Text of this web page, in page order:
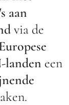
aan
via de
landen een